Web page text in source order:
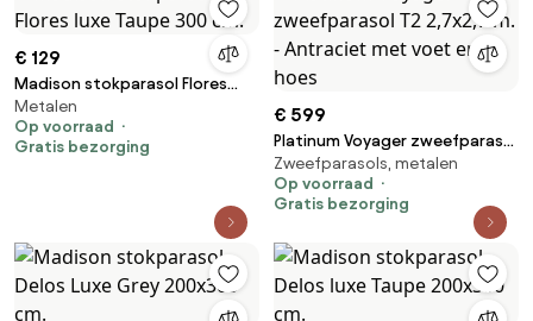
€ 129
Madison stokparasol Flores
luxe Taupe 300 cm.
Metalen
Op voorraad
Gratis bezorging
€ 599
Platinum Voyager zweefparasol
T2 2,7x2,7 m. - Antraciet met
voet en hoes
Zweefparasols, metalen
Op voorraad
Gratis bezorging